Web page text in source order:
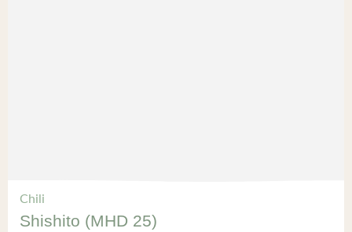
Chili
Shishito (MHD 25)